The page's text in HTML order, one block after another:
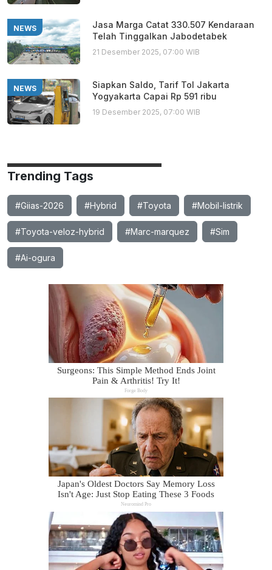
NEWS
Jasa Marga Catat 330.507 Kendaraan
Telah Tinggalkan Jabodetabek
21 Desember 2025, 07:00 WIB
NEWS
Siapkan Saldo, Tarif Tol Jakarta
Yogyakarta Capai Rp 591 ribu
19 Desember 2025, 07:00 WIB
Trending Tags
#Giias-2026 #Hybrid #Toyota #Mobil-listrik
#Toyota-veloz-hybrid #Marc-marquez #Sim
#Ai-ogura